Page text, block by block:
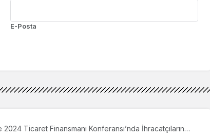
E-Posta
Ticaret Finansmanı Konferansı’nda İhracatçıların